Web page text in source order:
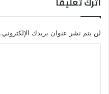
لن يتم نشر عنوان بريدك الإلكتروني.